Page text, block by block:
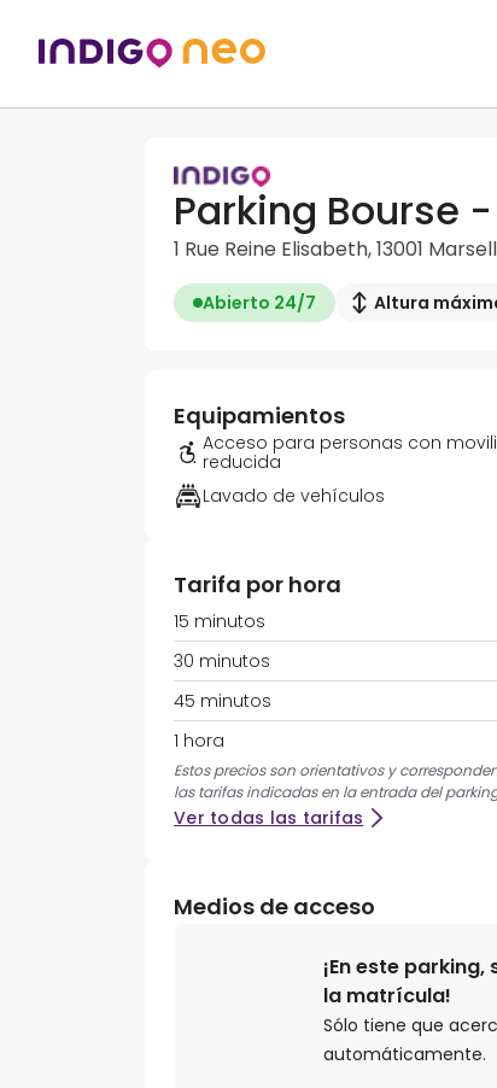
Parking Bourse
1 Rue Reine Elisabeth, 13001
Abierto 24/7 Altura
Equipamientos
Acceso para personas con
reducida
Lavado de vehículos
Tarifa por hora
15 minutos
30 minutos
45 minutos
1 hora
Estos precios son orientativos y
las tarifas indicadas en la entrada del
Ver todas las tarifas
Medios de acceso
¡En este
la matrícula!
Sólo tiene que
automáticamente.